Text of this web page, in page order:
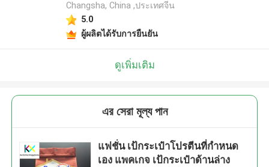
Changsha, China ,ประเทศจีน
5.0
ผู้ผลิตได้รับการยืนยัน
ดูเพิ่มเติม
এর সেরা মূল্য পান
แฟชั่น เป้กระเป๋าโปรตีนที่กําหนด
เอง แพคเกจ เป้กระเป๋าด้านล่าง